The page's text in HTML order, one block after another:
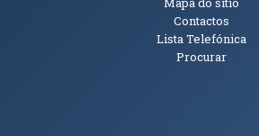
Contactos
Lista Telefónica
Procurar